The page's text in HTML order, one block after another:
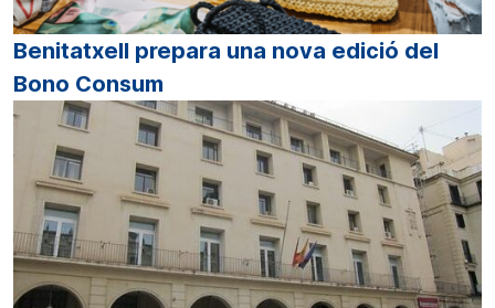
Benitatxell prepara una nova edició del
Bono Consum